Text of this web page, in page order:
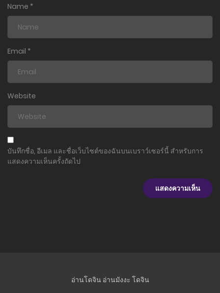
Name *
Email *
Website
บันทึกชื่อ, อีเมล และชื่อเว็บไซต์ของฉันบนเบราว์เซอร์นี้ สำหรับการ
แสดงความเห็นครั้งถัดไป
อ่านโดจิน อ่านมังงะ โดจิน